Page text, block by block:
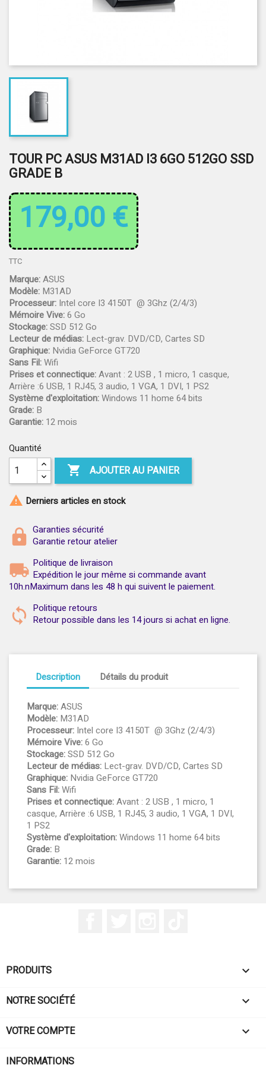
TOUR PC ASUS M31AD I3 6GO 512GO SSD
GRADE B
179,00 €
TTC
Marque:ASUS
Modèle: M31AD
Processeur: Intel core I3 4150T @ 3Ghz (2/4/3)
Mémoire Vive:6 Go
Stockage:SSD 512 Go
Lecteur de médias: Lect-grav. DVD/CD, Cartes SD
Graphique: Nvidia GeForce GT720
Sans Fil:Wifi
Prises et connectique:Avant : 2 USB , 1 micro, 1 casque,
Arrière :6 USB, 1 RJ45, 3 audio, 1 VGA, 1 DVI, 1 PS2
Système d'exploitation:Windows 11 home 64 bits
Grade: B
Garantie: 12 mois
Quantité
 AJOUTER AU PANIER
 Derniers articles en stock
Garanties sécurité
Garantie retour atelier
Politique de livraison
Expédition le jour même si commande avant
10h.nMaximum dans les 48 h qui suivent le paiement.
Politique retours
Retour possible dans les 14 jours si achat en ligne.
Description Détails du produit
Marque:ASUS
Modèle: M31AD
Processeur: Intel core I3 4150T @ 3Ghz (2/4/3)
Mémoire Vive:6 Go
Stockage:SSD 512 Go
Lecteur de médias: Lect-grav. DVD/CD, Cartes SD
Graphique: Nvidia GeForce GT720
Sans Fil:Wifi
Prises et connectique:Avant : 2 USB , 1 micro, 1
casque, Arrière :6 USB, 1 RJ45, 3 audio, 1 VGA, 1 DVI,
1 PS2
Système d'exploitation:Windows 11 home 64 bits
Grade: B
Garantie: 12 mois
PRODUITS 
NOTRE SOCIÉTÉ 
VOTRE COMPTE 
INFORMATIONS